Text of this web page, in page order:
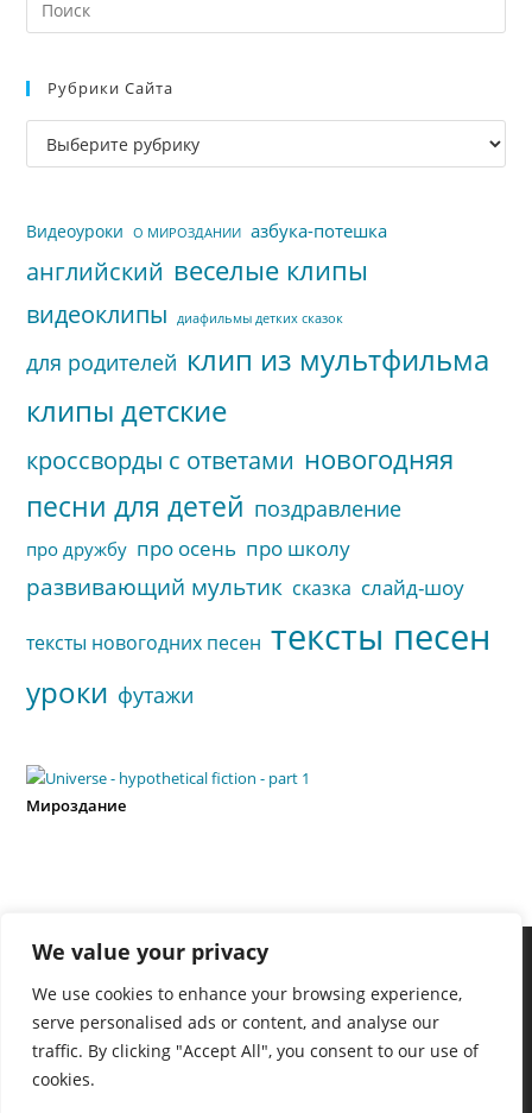
We value your privacy
We use cookies to enhance your browsing experience,
serve personalised ads or content, and analyse our
traffic. By clicking "Accept All", you consent to our use of
cookies.
Рубрики Сайта
Рубрики
сайта
Видеоуроки О МИРОЗДАНИИ азбука-потешка
английский веселые клипы
видеоклипы диафильмы детких сказок
для родителей клип из мультфильма
клипы детские
кроссворды с ответами новогодняя
песни для детей поздравление
про дружбу про осень про школу
развивающий мультик сказка слайд-шоу
тексты новогодних песен тексты песен
уроки футажи
Мироздание